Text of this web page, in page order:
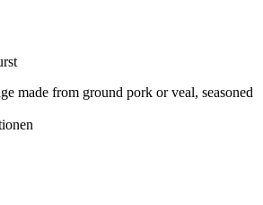
made from ground pork or veal, seasoned